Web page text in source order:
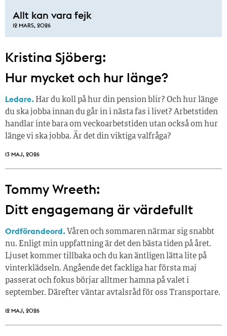
Allt kan vara fejk
12 MARS, 2026
Kristina Sjöberg:
Hur mycket och hur länge?
Ledare. Har du koll på hur din pension blir? Och hur länge
du ska jobba innan du går in i nästa fas i livet? Arbetstiden
handlar inte bara om veckoarbetstiden utan också om hur
länge vi ska jobba. Är det din viktiga valfråga?
13 MAJ, 2026
Tommy Wreeth:
Ditt engagemang är värdefullt
Ordförandeord. Våren och sommaren närmar sig snabbt
nu. Enligt min uppfattning är det den bästa tiden på året.
Ljuset kommer tillbaka och du kan äntligen lätta lite på
vinterklädseln. Angående det fackliga har första maj
passerat och fokus börjar alltmer hamna på valet i
september. Därefter väntar avtalsråd för oss Transportare.
12 MAJ, 2026